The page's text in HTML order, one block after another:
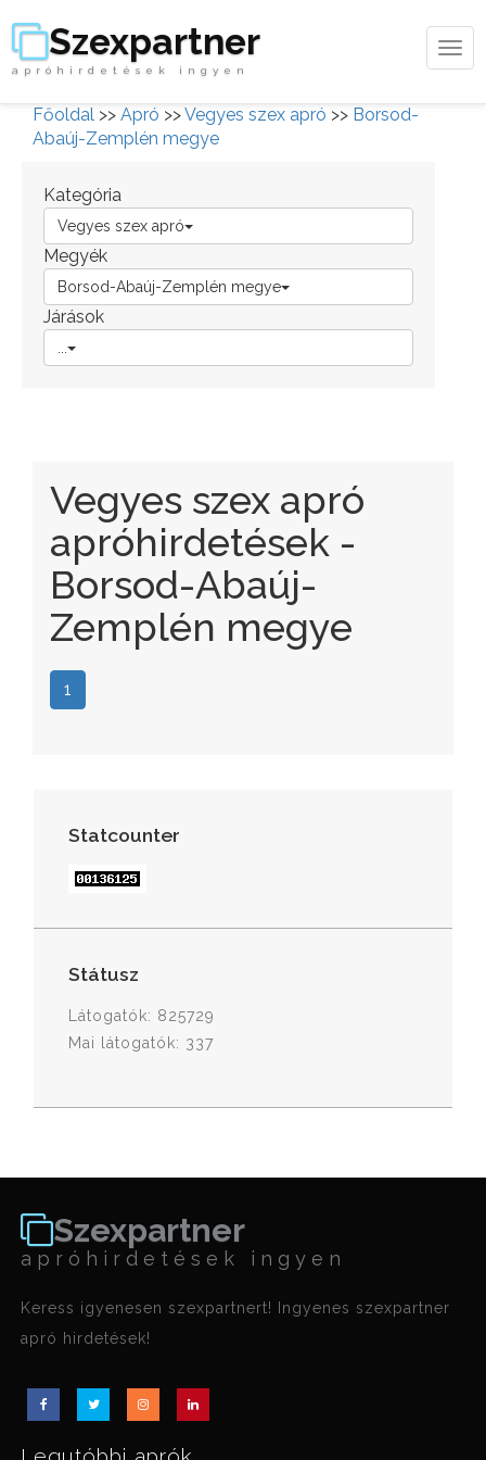
Szexpartner
apróhirdetések ingyen
Főoldal >> Apró >>Vegyes szex apró >> Borsod-
Abaúj-Zemplén megye
Kategória
Vegyes szex apró
Megyék
Borsod-Abaúj-Zemplén megye
Járások
Vegyes szex apró
apróhirdetések -
Borsod-Abaúj-
Zemplén megye
1
Statcounter
Státusz
Látogatók: 825729
Mai látogatók: 337
Szexpartner
apróhirdetések ingyen
Keress igyenesen szexpartnert! Ingyenes szexpartner
apró hirdetések!